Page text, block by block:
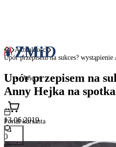
Więcej
Portal kursanta
Aktualnosci
Upór przepisem na sukces?
Upór przepisem na
Anny Hejka na
13.06.2019
0